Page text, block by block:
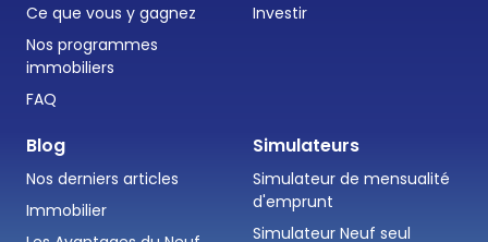
Ce que vous y gagnez
Nos programmes
immobiliers
FAQ
Investir
Blog
Nos derniers articles
Immobilier
Simulateurs
Simulateur de mensualité
d'emprunt
Simulateur Neuf seul